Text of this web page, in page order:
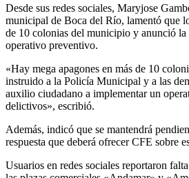
Desde sus redes sociales, Maryjose
municipal de Boca del Río, lamentó que
de 10 colonias del municipio y anunció
operativo preventivo.
«Hay mega apagones en más de 10
instruido a la Policía Municipal y a las
auxilio ciudadano a implementar un
delictivos», escribió.
Además, indicó que se mantendrá
respuesta que deberá ofrecer CFE sobre
Usuarios en redes sociales reportaron